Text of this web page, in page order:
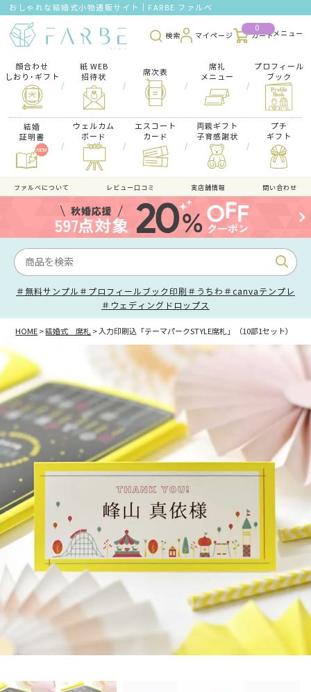
おしゃれな結婚式小物通販サイト｜FARBE ファルベ
検索 マイページ
0
カート
顔合わせ
しおり･ギフト
/
紙 WEB
招待状
/
席次表
/
席礼
メニュー
/
プロフィール
ブック
結婚
証明書
/
ウェルカム
ボード
/
エスコート
カード
/
両親ギフト
子育感謝状
/
プチ
ギフト
ファルべについて レビュー口コミ 実店舗情報 問い合わせ
＃無料サンプル ＃プロフィールブック印刷 ＃うちわ ＃canvaテンプレ
＃ウェディングドロップス
HOME 結婚式 席札 入力印刷込「テーマパークSTYLE席札」（10部1セット）